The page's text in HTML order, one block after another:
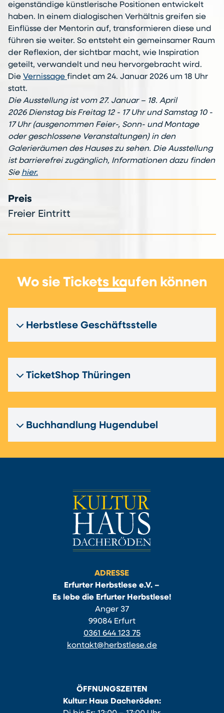
eigenständige künstlerische Positionen entwickelt
haben. In einem dialogischen Verhältnis greifen sie
Einflüsse der Mentorin auf, transformieren diese und
führen sie weiter. So entsteht ein gemeinsamer Raum
der Reflexion, der sichtbar macht, wie Inspiration
geteilt, verwandelt und neu hervorgebracht wird.
Die Vernissage findet am 24. Januar 2026 um 18 Uhr
statt.
Die Ausstellung ist vom 27. Januar – 18. April
2026 Dienstag bis Freitag 12 - 17 Uhr und Samstag 10 -
17 Uhr (ausgenommen Feier-, Sonn- und Montage
oder geschlossene Veranstaltungen) in den
Galerieräumen des Hauses zu sehen. Die Ausstellung
ist barrierefrei zugänglich, Informationen dazu finden
Sie hier.
Preis
Freier Eintritt
Wo sie Tickets kaufen können
Herbstlese Geschäftsstelle
TicketShop Thüringen
Buchhandlung Hugendubel
ADRESSE
Erfurter Herbstlese e.V. –
Es lebe die Erfurter Herbstlese!
Anger 37
99084 Erfurt
0361 644 123 75
kontakt@herbstlese.de
ÖFFNUNGSZEITEN
Kultur: Haus Dacheröden: